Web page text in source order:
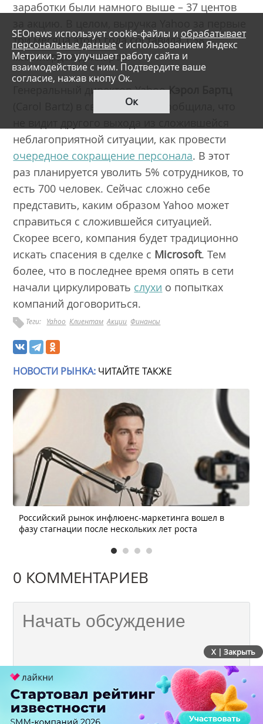
заработки были намного выше – 37 центов
три месяца этого года составила 1,58
миллиардов долларов.
Генеральный директор YahоoКэрол Бартц
(Carol Bartz) в свою очередь сообщила, что
неблагоприятной ситуации, как провести
очередное сокращение персонала. В этот
раз планируется уволить 5% сотрудников, то
есть 700 человек. Сейчас сложно себе
представить, каким образом Yahoo может
справиться с сложившейся ситуацией.
Скорее всего, компания будет традиционно
искать спасения в сделке с Microsоft. Тем
более, что в последнее время опять в сети
начали циркулировать слухи о попытках
компаний договориться.
Теги: Yahoo Клиентам Акции Финансы
SEOnews использует cookie-файлы и обрабатывает
персональные данныес использованием Яндекс
Метрики. Это улучшает работу сайта и
взаимодействие с ним. Подтвердите ваше
согласие, нажав кнопу Ок.
Ок
НОВОСТИ РЫНКА: ЧИТАЙТЕ ТАКЖЕ
Российский рынок инфлюенс-маркетинга вошел в
фазу стагнации после нескольких лет роста
0 КОММЕНТАРИЕВ
X | Закрыть